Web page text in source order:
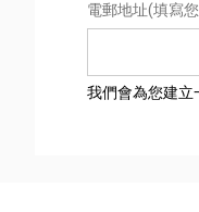
電郵地址(填寫
我們會為您建立